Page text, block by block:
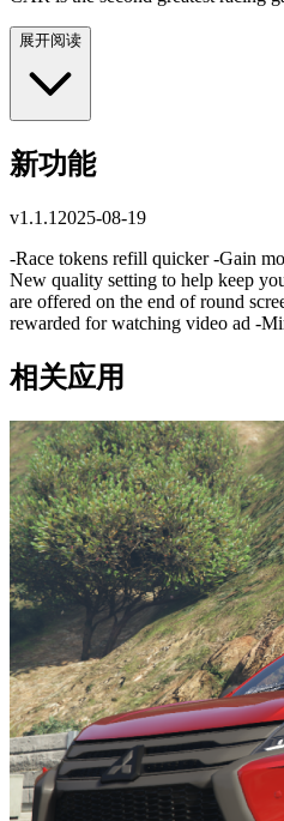
展开阅读
新功能
v1.1.1 2025-08-19
-Race tokens refill quicker -Gain
New quality setting to help keep
are offered on the end of round
rewarded for watching video ad -
相关应用